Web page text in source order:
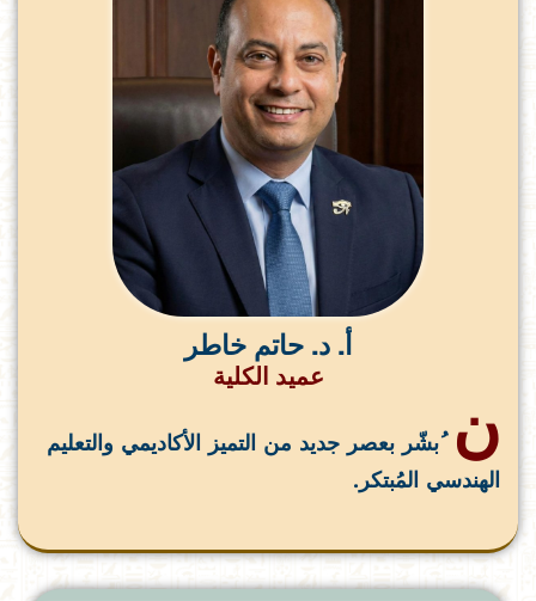
أ. د. حاتم خاطر
عميد الكلية
ن
ُبشّر بعصر جديد من التميز الأكاديمي والتعليم
الهندسي المُبتكر.